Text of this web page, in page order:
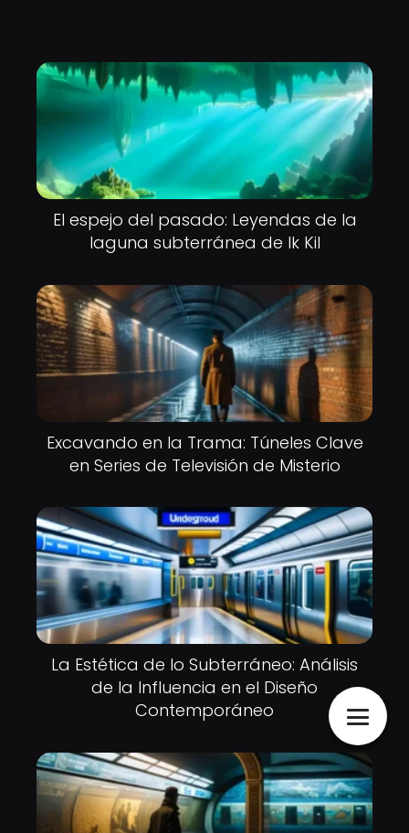
El espejo del pasado: Leyendas de la
laguna subterránea de Ik Kil
Excavando en la Trama: Túneles Clave
en Series de Televisión de Misterio
La Estética de lo Subterráneo: Análisis
de la Influencia en el Diseño
Contemporáneo